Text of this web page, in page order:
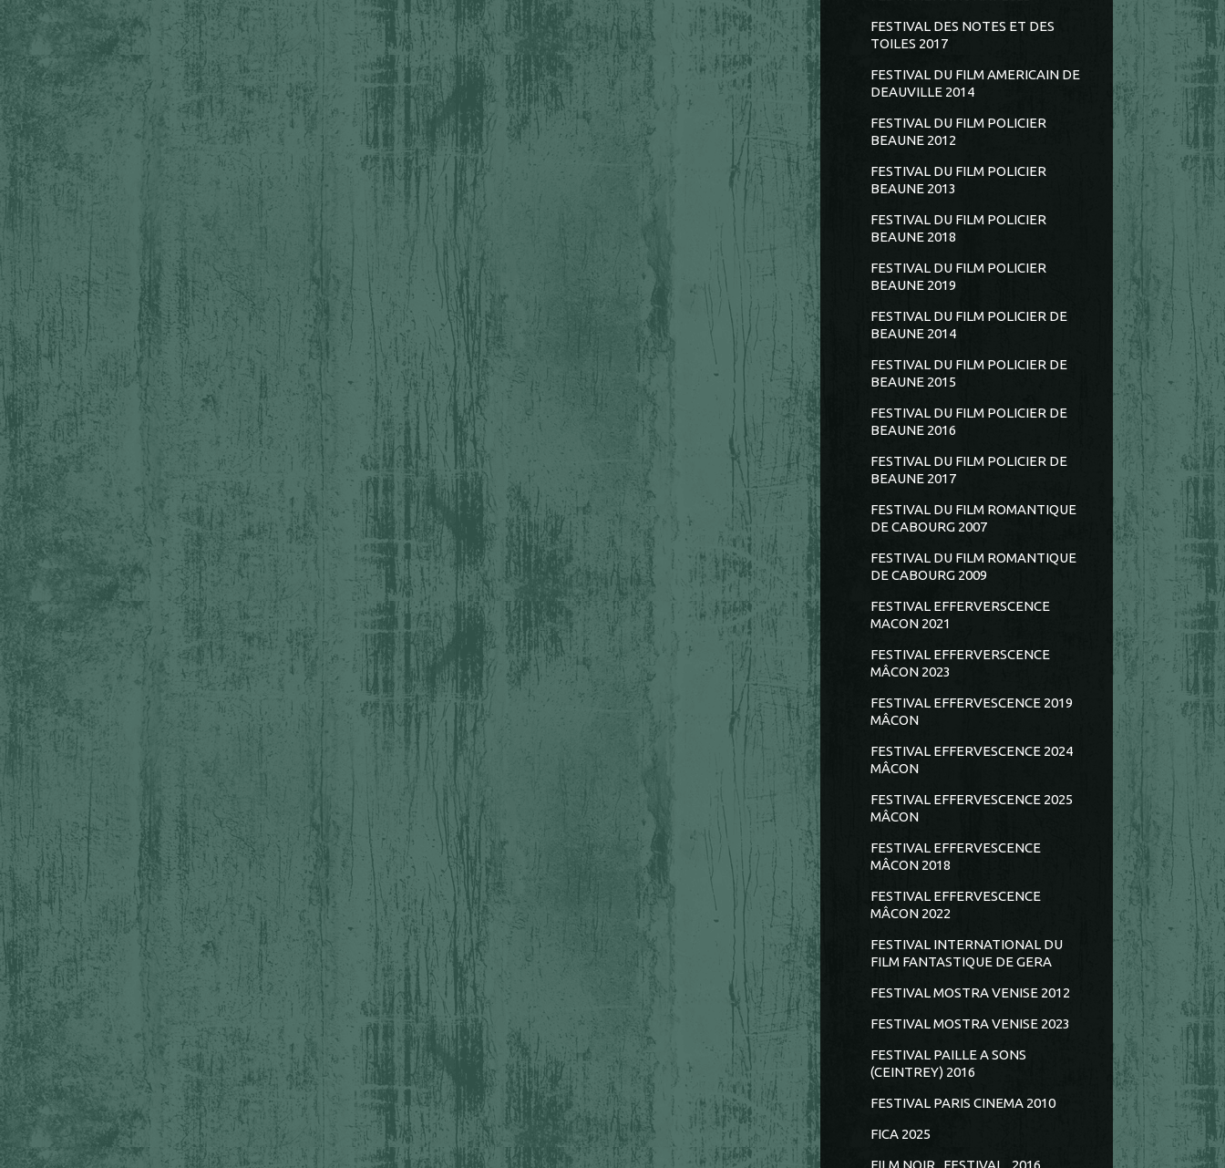
FESTIVAL DES NOTES ET DES
TOILES 2017
FESTIVAL DU FILM AMERICAIN DE
DEAUVILLE 2014
FESTIVAL DU FILM POLICIER
BEAUNE 2012
FESTIVAL DU FILM POLICIER
BEAUNE 2013
FESTIVAL DU FILM POLICIER
BEAUNE 2018
FESTIVAL DU FILM POLICIER
BEAUNE 2019
FESTIVAL DU FILM POLICIER DE
BEAUNE 2014
FESTIVAL DU FILM POLICIER DE
BEAUNE 2015
FESTIVAL DU FILM POLICIER DE
BEAUNE 2016
FESTIVAL DU FILM POLICIER DE
BEAUNE 2017
FESTIVAL DU FILM ROMANTIQUE
DE CABOURG 2007
FESTIVAL DU FILM ROMANTIQUE
DE CABOURG 2009
FESTIVAL EFFERVERSCENCE
MACON 2021
FESTIVAL EFFERVERSCENCE
MÂCON 2023
FESTIVAL EFFERVESCENCE 2019
MÂCON
FESTIVAL EFFERVESCENCE 2024
MÂCON
FESTIVAL EFFERVESCENCE 2025
MÂCON
FESTIVAL EFFERVESCENCE
MÂCON 2018
FESTIVAL EFFERVESCENCE
MÂCON 2022
FESTIVAL INTERNATIONAL DU
FILM FANTASTIQUE DE GERA
FESTIVAL MOSTRA VENISE 2012
FESTIVAL MOSTRA VENISE 2023
FESTIVAL PAILLE A SONS
(CEINTREY) 2016
FESTIVAL PARIS CINEMA 2010
FICA 2025